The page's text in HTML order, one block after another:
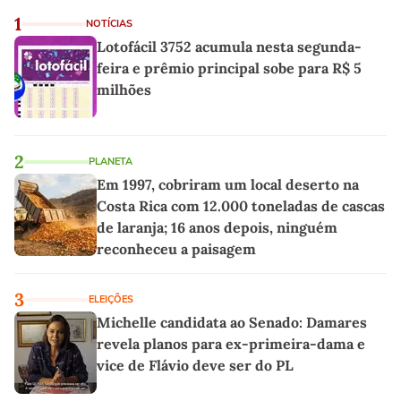
1 NOTÍCIAS
Lotofácil 3752 acumula nesta segunda-
feira e prêmio principal sobe para R$ 5
milhões
2 PLANETA
Em 1997, cobriram um local deserto na
Costa Rica com 12.000 toneladas de cascas
de laranja; 16 anos depois, ninguém
reconheceu a paisagem
3 ELEIÇÕES
Michelle candidata ao Senado: Damares
revela planos para ex-primeira-dama e
vice de Flávio deve ser do PL